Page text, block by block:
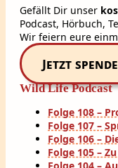
Gefällt Dir unser
Podcast, Hörbuch,
Wir feiern eure
Jetzt
Wild Life Podcast
Folge 108 –
Folge 107 –
Folge 106 –
Folge 105 –
Folge 104 –